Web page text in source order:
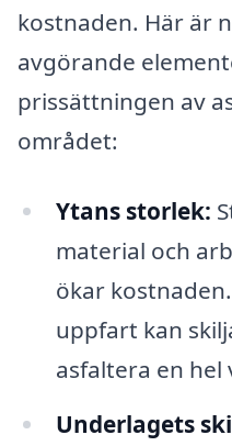
kostnaden. Här är
avgörande
prissättningen av
området:
Ytans storlek:
material och
ökar
uppfart kan
asfaltera en hel
Underlagets